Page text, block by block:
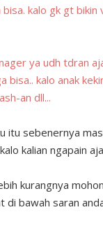
kalo gk gt bikin
ya udh tdran
bisa.. kalo anak
an dll...
itu sebenernya
kalian ngapain
kurangnya
di bawah saran